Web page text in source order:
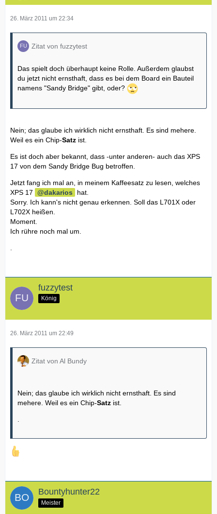
26. März 2011 um 22:34
Zitat von fuzzytest
Das spielt doch überhaupt keine Rolle. Außerdem glaubst
du jetzt nicht ernsthaft, dass es bei dem Board ein Bauteil
namens "Sandy Bridge" gibt, oder?
Nein; das glaube ich wirklich nicht ernsthaft. Es sind mehere.
Weil es ein Chip-Satz ist.
Es ist doch aber bekannt, dass -unter anderen- auch das XPS
17 von dem Sandy Bridge Bug betroffen.
Jetzt fang ich mal an, in meinem Kaffeesatz zu lesen, welches
XPS 17
dakarios
hat.
Sorry. Ich kann's nicht genau erkennen. Soll das L701X oder
L702X heißen.
Moment.
Ich rühre noch mal um.
fuzzytest
König
26. März 2011 um 22:49
Zitat von Al Bundy
Nein; das glaube ich wirklich nicht ernsthaft. Es sind
mehere. Weil es ein Chip-Satz ist.
.
Bountyhunter22
Meister